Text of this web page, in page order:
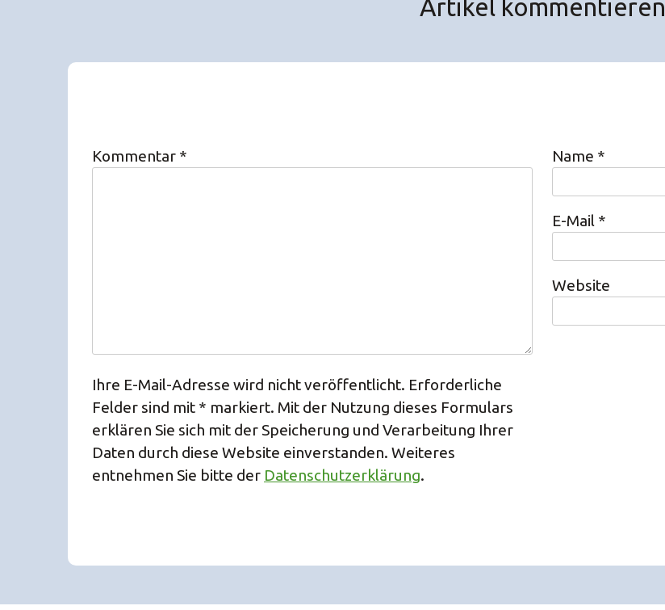
Artikel kommentieren
Kommentar *
Ihre E-Mail-Adresse wird nicht veröffentlicht. Erforderliche
Felder sind mit * markiert. Mit der Nutzung dieses Formulars
erklären Sie sich mit der Speicherung und Verarbeitung Ihrer
Daten durch diese Website einverstanden. Weiteres
entnehmen Sie bitte der Datenschutzerklärung.
Name *
E-Mail *
Website